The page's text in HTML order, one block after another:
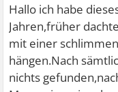
Hallo ich habe
Jahren,früher
mit einer
hängen.Nach
nichts